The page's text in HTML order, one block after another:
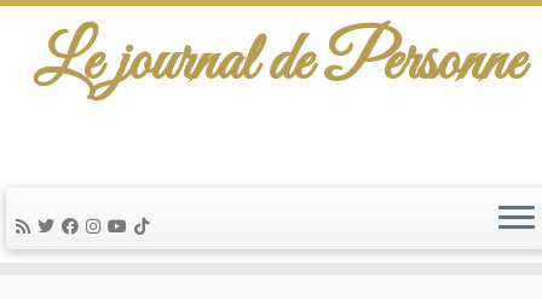
Le journal de Personne